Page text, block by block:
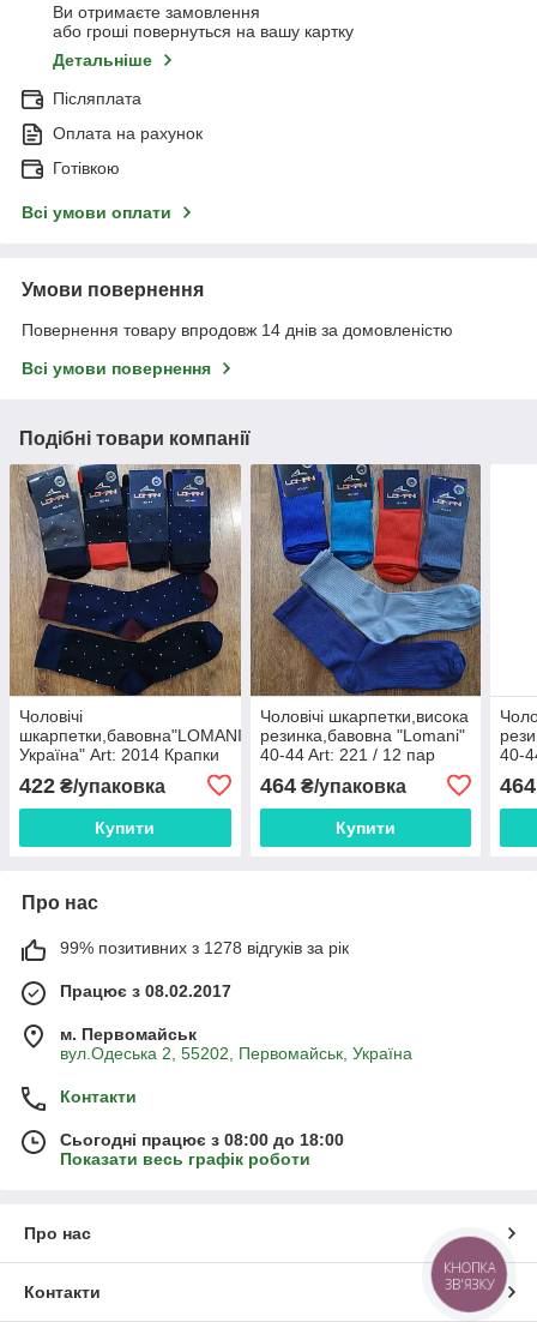
Ви отримаєте замовлення
або гроші повернуться на вашу картку
Детальніше
Післяплата
Оплата на рахунок
Готівкою
Всі умови оплати
Умови повернення
Повернення товару впродовж 14 днів за домовленістю
Всі умови повернення
Подібні товари компанії
Чоловічі
шкарпетки,бавовна"LOMANI
Україна" Art: 2014 Крапки
422 ₴/упаковка
Купити
Чоловічі шкарпетки,висока
резинка,бавовна "Lomani"
40-44 Art: 221 / 12 пар
464₴/упаковка
Купити
40-
464
Про нас
99% позитивних з 1278 відгуків за рік
Працює з 08.02.2017
м. Первомайськ
вул.Одеська 2, 55202, Первомайськ, Україна
Контакти
Сьогодні працює з 08:00 до 18:00
Показати весь графік роботи
Про нас
Контакти
КНОПКА
ЗВ'ЯЗКУ